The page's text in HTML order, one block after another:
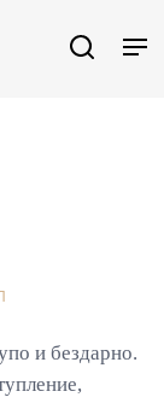
и бездарно.